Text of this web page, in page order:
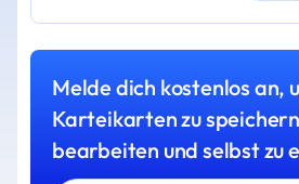
Melde dich kostenlos an,
Karteikarten zu
bearbeiten und selbst zu